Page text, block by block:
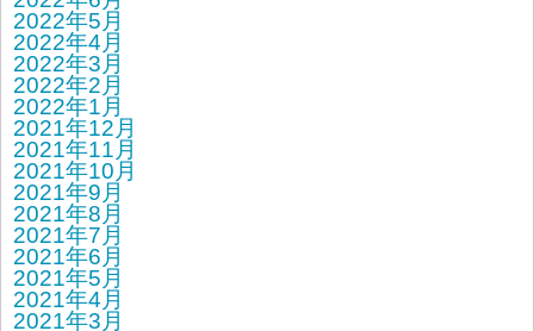
2022年5月
2022年4月
2022年3月
2022年2月
2022年1月
2021年12月
2021年11月
2021年10月
2021年9月
2021年8月
2021年7月
2021年6月
2021年5月
2021年4月
2021年3月